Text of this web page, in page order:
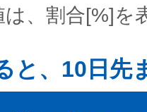
、割合[%]を
と、10日先